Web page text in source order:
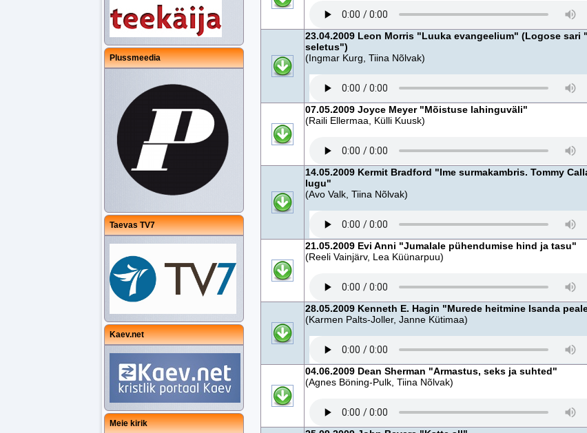
Plussmeedia
Taevas TV7
Kaev.net
Meie kirik
23.04.2009 Leon Morris "Luuka evangeelium" (Logose sari
seletus")
(Ingmar Kurg, Tiina Nõlvak)
07.05.2009 Joyce Meyer "Mõistuse lahinguväli"
(Raili Ellermaa, Külli Kuusk)
14.05.2009 Kermit Bradford "Ime surmakambris. Tommy
lugu"
(Avo Valk, Tiina Nõlvak)
21.05.2009 Evi Anni "Jumalale pühendumise hind ja tasu"
(Reeli Vainjärv, Lea Küünarpuu)
28.05.2009 Kenneth E. Hagin "Murede heitmine Isanda
(Karmen Palts-Joller, Janne Kütimaa)
04.06.2009 Dean Sherman "Armastus, seks ja suhted"
(Agnes Böning-Pulk, Tiina Nõlvak)